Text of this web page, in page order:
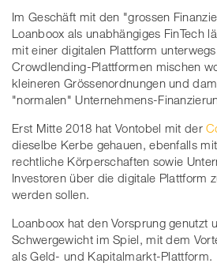
Im Geschäft mit den "grossen
Loanboox als unabhängiges FinTech
mit einer digitalen Plattform
Crowdlending-Plattformen mischen
kleineren Grössenordnungen und
"normalen" Unternehmens-
Erst Mitte 2018 hat Vontobel mit der
dieselbe Kerbe gehauen, ebenfalls
rechtliche Körperschaften sowie
Investoren über die digitale Plattform
werden sollen.
Loanboox hat den Vorsprung genutzt
Schwergewicht im Spiel, mit dem
als Geld- und Kapitalmarkt-Plattform.